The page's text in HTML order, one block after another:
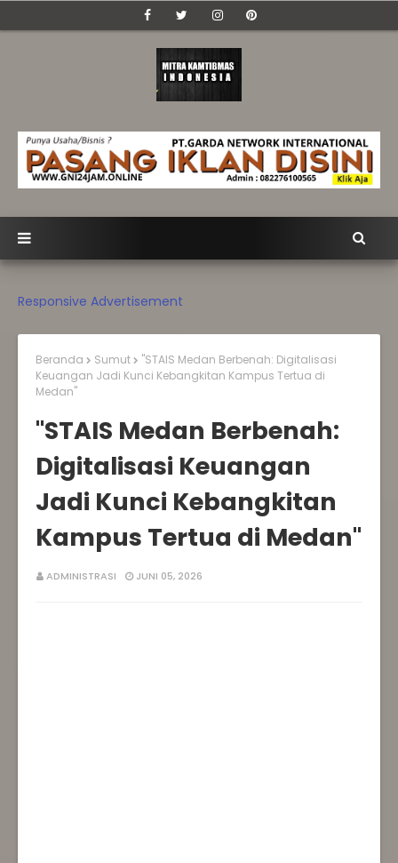
Responsive Advertisement
Beranda Sumut
‎"STAIS Medan Berbenah: Digitalisasi
Keuangan Jadi Kunci Kebangkitan Kampus Tertua di
Medan"‎
‎"STAIS Medan Berbenah:
Digitalisasi Keuangan
Jadi Kunci Kebangkitan
Kampus Tertua di Medan"‎
ADMINISTRASI JUNI 05, 2026